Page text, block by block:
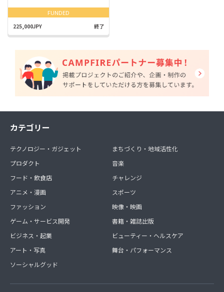
FUNDED
225,000JPY 終了
カテゴリー
テクノロジー・ガジェット
プロダクト
フード・飲食店
アニメ・漫画
ファッション
ゲーム・サービス開発
ビジネス・起業
アート・写真
ソーシャルグッド
まちづくり・地域活性化
音楽
チャレンジ
スポーツ
映像・映画
書籍・雑誌出版
ビューティー・ヘルスケア
舞台・パフォーマンス